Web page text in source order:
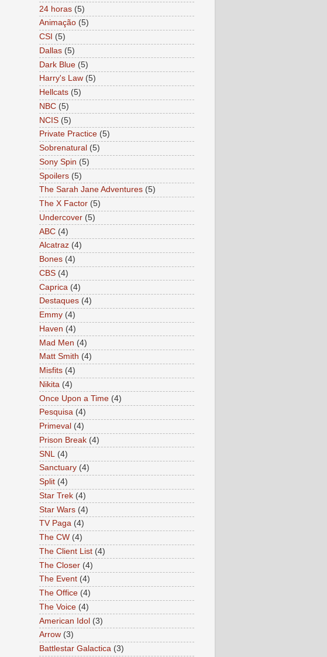
24 horas (5)
Animação (5)
CSI (5)
Dallas (5)
Dark Blue (5)
Harry's Law (5)
Hellcats (5)
NBC (5)
NCIS (5)
Private Practice (5)
Sobrenatural (5)
Sony Spin (5)
Spoilers (5)
The Sarah Jane Adventures (5)
The X Factor (5)
Undercover (5)
ABC (4)
Alcatraz (4)
Bones (4)
CBS (4)
Caprica (4)
Destaques (4)
Emmy (4)
Haven (4)
Mad Men (4)
Matt Smith (4)
Misfits (4)
Nikita (4)
Once Upon a Time (4)
Pesquisa (4)
Primeval (4)
Prison Break (4)
SNL
(4)
Sanctuary (4)
Split (4)
Star Trek (4)
Star Wars (4)
TV Paga (4)
The CW (4)
The Client List (4)
The Closer (4)
The Event (4)
The Office (4)
The Voice (4)
American Idol (3)
Arrow (3)
Battlestar Galactica (3)